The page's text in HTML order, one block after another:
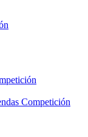
Competición